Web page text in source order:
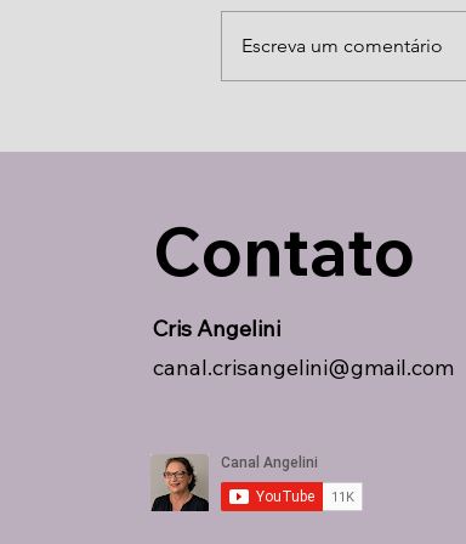
Brindemos a isso
Escreva um comentário
Contato
Cris Angelini
canal.crisangelini@gmail.com